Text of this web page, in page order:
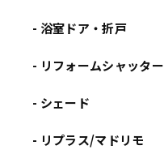
- 浴室ドア・折戸
- リフォームシャッター
- シェード
- リプラス/マドリモ